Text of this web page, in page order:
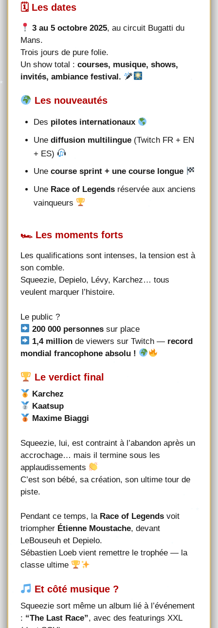
🗓 Les dates
3 au 5 octobre 2025, au circuit Bugatti du
Mans.
Trois jours de pure folie.
Un show total : courses, musique, shows,
invités, ambiance festival.
Les nouveautés
Des pilotes internationaux
Une diffusion multilingue (Twitch FR + EN
+ ES)
Une course sprint + une course longue
Une Race of Legends réservée aux anciens
vainqueurs
🏎 Les moments forts
Les qualifications sont intenses, la tension est à
son comble.
Squeezie, Depielo, Lévy, Karchez… tous
veulent marquer l’histoire.
Le public ?
200 000 personnes sur place
1,4 million de viewers sur Twitch — record
mondial francophone absolu !
Le verdict final
Karchez
Kaatsup
Maxime Biaggi
Squeezie, lui, est contraint à l’abandon après un
accrochage… mais il termine sous les
applaudissements
C’est son bébé, sa création, son ultime tour de
piste.
Pendant ce temps, la Race of Legends voit
triompher Étienne Moustache, devant
LeBouseuh et Depielo.
Sébastien Loeb vient remettre le trophée — la
classe ultime
Et côté musique ?
Squeezie sort même un album lié à l’événement
: “The Last Race”, avec des featurings XXL